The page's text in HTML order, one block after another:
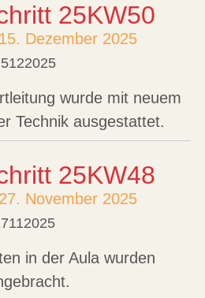
25KW50
Dezember 2025
wurde mit neuem
Technik ausgestattet.
25KW48
November 2025
in der Aula wurden